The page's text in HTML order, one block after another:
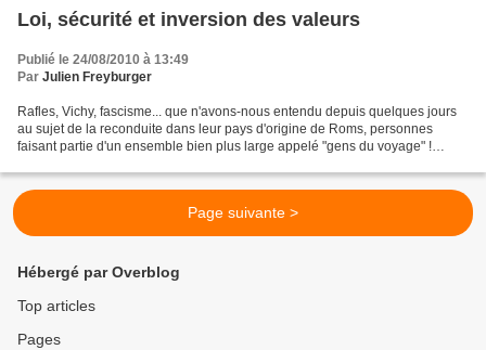
Loi, sécurité et inversion des valeurs
Publié le 24/08/2010 à 13:49
Par Julien Freyburger
Rafles, Vichy, fascisme... que n'avons-nous entendu depuis quelques jours
au sujet de la reconduite dans leur pays d'origine de Roms, personnes
faisant partie d'un ensemble bien plus large appelé "gens du voyage" !
Page suivante >
Hébergé par Overblog
Top articles
Pages